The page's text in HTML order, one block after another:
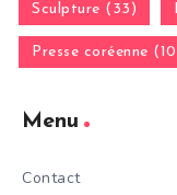
Sculpture (33)
Presse coréenne
Menu
Contact